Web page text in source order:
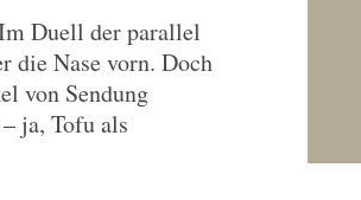
Duell der parallel
die Nase vorn. Doch
von Sendung
ja, Tofu als